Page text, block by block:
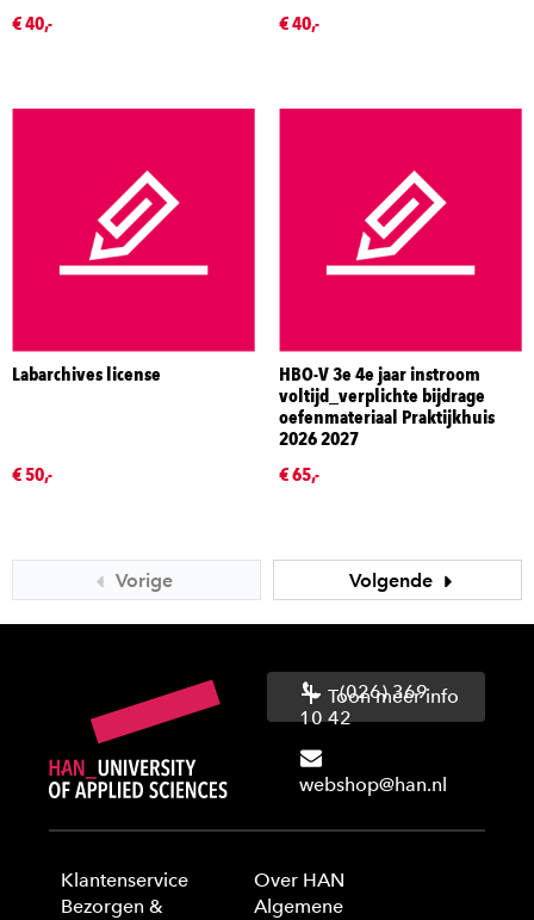
€ 40,-
€ 40,-
Labarchives license
€ 50,-
HBO-V 3e 4e jaar instroom
voltijd_verplichte bijdrage
oefenmateriaal Praktijkhuis
2026 2027
€ 65,-
Vorige Volgende
(026) 369
10 42
webshop@han.nl
Toon meer info
Klantenservice
Bezorgen &
Over HAN
Algemene